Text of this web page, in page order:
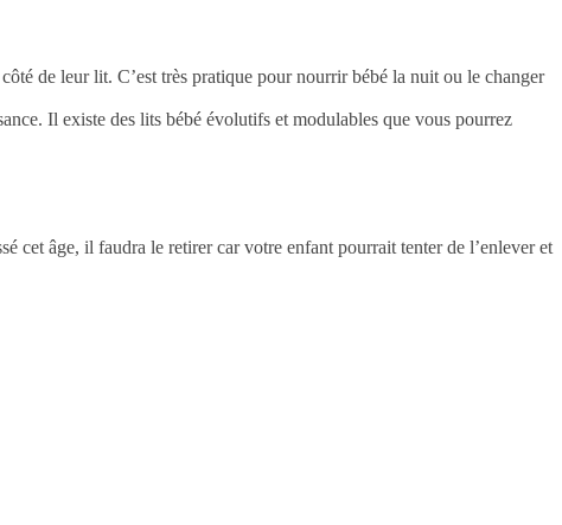
de leur lit. C’est très pratique pour nourrir bébé la nuit ou le changer
Il existe des lits bébé évolutifs et modulables que vous pourrez
cet âge, il faudra le retirer car votre enfant pourrait tenter de l’enlever et